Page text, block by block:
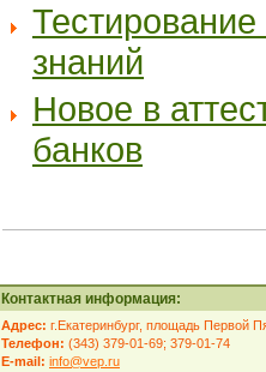
знаний
Новое в
банков
Контактная информация:
Адрес: г.Екатеринбург, площадь Первой
Телефон: (343) 379-01-69; 379-01-74
E-mail: info@vep.ru